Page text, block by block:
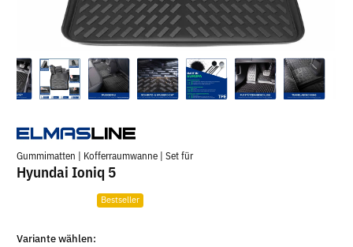
Gummimatten | Kofferraumwanne | Set für
Hyundai Ioniq 5
Bestseller
Variante wählen: